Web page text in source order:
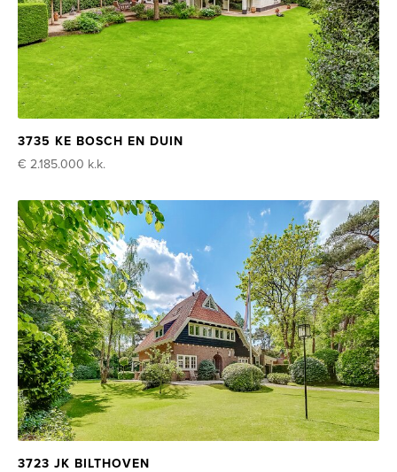
3735 KE BOSCH EN DUIN
€ 2.185.000 k.k.
3723 JK BILTHOVEN